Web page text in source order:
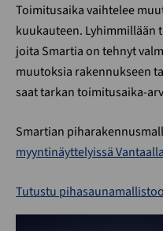
Toimitusaika vaihtelee
kuukauteen. Lyhimmillään
joita Smartia on tehnyt
muutoksia rakennukseen
saat tarkan toimitusaika-
Smartian
myyntinäyttelyissä
Tutustu